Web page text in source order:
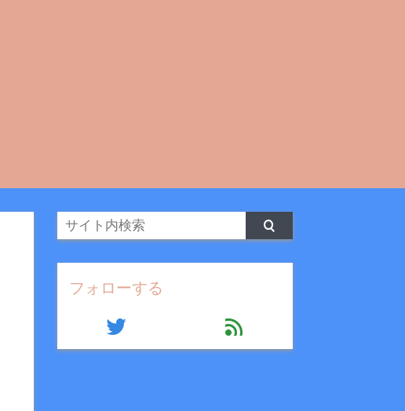
フォローする
twitter feed